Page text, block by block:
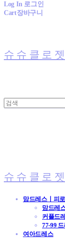
Log In 로그인
Cart장바구니
슈슈클로
슈슈클로
맘드레스ㅣ피
맘드레
커플드
77-99
여아드레스